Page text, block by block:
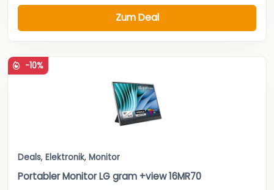
Zum Deal
-10%
Deals, Elektronik, Monitor
Portabler Monitor LG gram +view 16MR70